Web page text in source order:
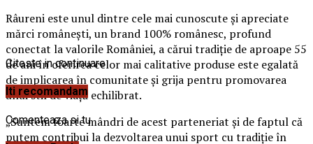
Râureni este unul dintre cele mai cunoscute și apreciate
mărci românești, un brand 100% românesc, profund
conectat la valorile României, a cărui tradiție de aproape 55
de ani în oferirea celor mai calitative produse este egalată
de implicarea în comunitate și grija pentru promovarea
unui stil de viață echilibrat.
„Suntem foarte mândri de acest parteneriat și de faptul că
putem contribui la dezvoltarea unui sport cu tradiție în
Citeste in continuare
Iti recomandam
Comenteaza si tu